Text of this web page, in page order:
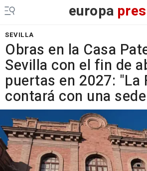
europa
SEVILLA
Obras en la Casa
Sevilla con el fin de
puertas en 2027: "La
contará con una